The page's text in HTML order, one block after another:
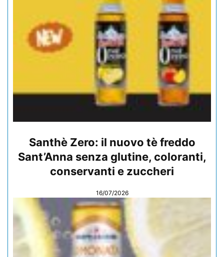
Santhè Zero: il nuovo tè freddo
Sant’Anna senza glutine, coloranti,
conservanti e zuccheri
16/07/2026